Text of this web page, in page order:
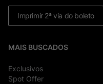
Imprimir 2ª via do boleto
MAIS BUSCADOS
Exclusivos
Spot Offer